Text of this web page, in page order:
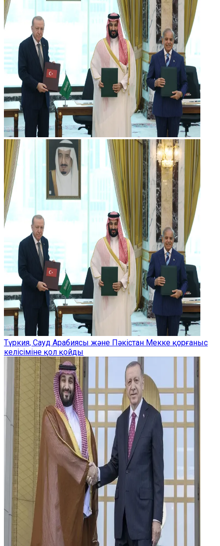
Түркия, Сауд Арабиясы және Пәкістан Мекке қорғаныс
келісіміне қол қойды